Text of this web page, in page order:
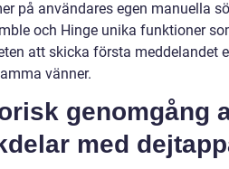
på användares egen manuella
och Hinge unika funktioner
att skicka första meddelandet
vänner.
genomgång
med